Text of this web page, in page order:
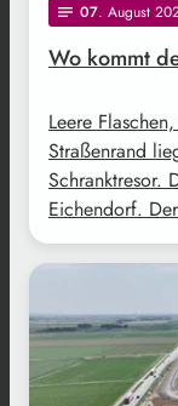
notes 07. August
Wo kommt
Leere
Straßenrand
Schranktresor.
Eichendorf.